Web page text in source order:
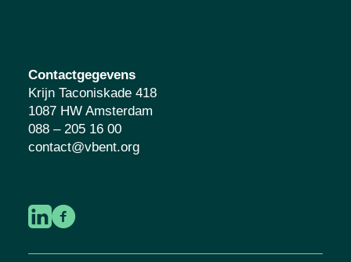
Contactgegevens
Krijn Taconiskade 418
1087 HW Amsterdam
088 – 205 16 00
contact@vbent.org